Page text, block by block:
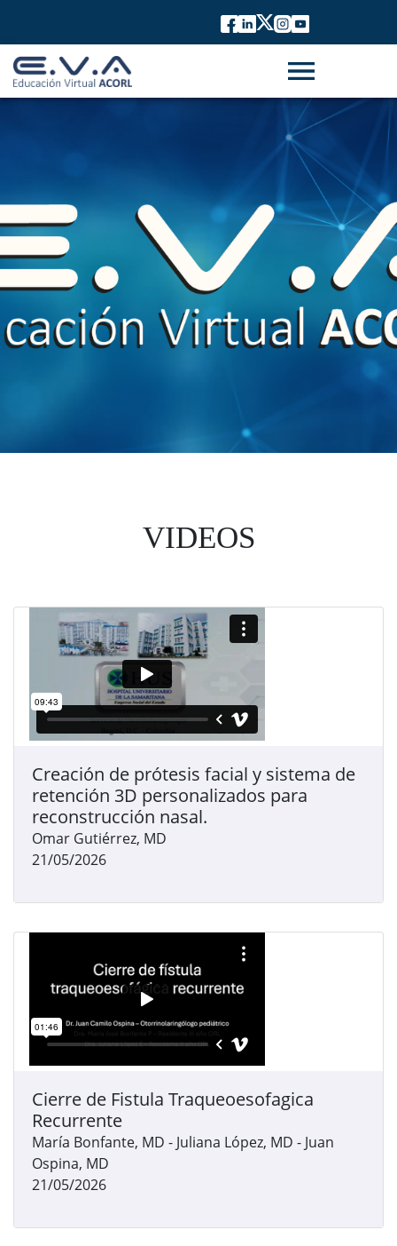
VIDEOS
Creación de prótesis facial y sistema de
retención 3D personalizados para
reconstrucción nasal.
Omar Gutiérrez, MD
21/05/2026
Cierre de Fistula Traqueoesofagica
Recurrente
María Bonfante, MD - Juliana López, MD - Juan
Ospina, MD
21/05/2026